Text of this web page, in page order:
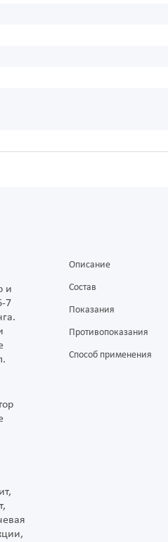
и
7
Описание
Состав
Показания
Противопоказания
Способ применения